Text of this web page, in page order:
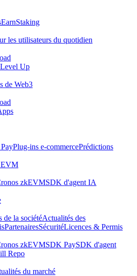
EarnStaking
les utilisateurs du quotidien
Level Up
de Web3
Plug-ins e-commercePrédictions
EVM
zkEVMSDK d'agent IA
de la sociétéActualités des
PartenairesSécuritéLicences & Permis
zkEVMSDK PaySDK d'agent
Repo
du marché